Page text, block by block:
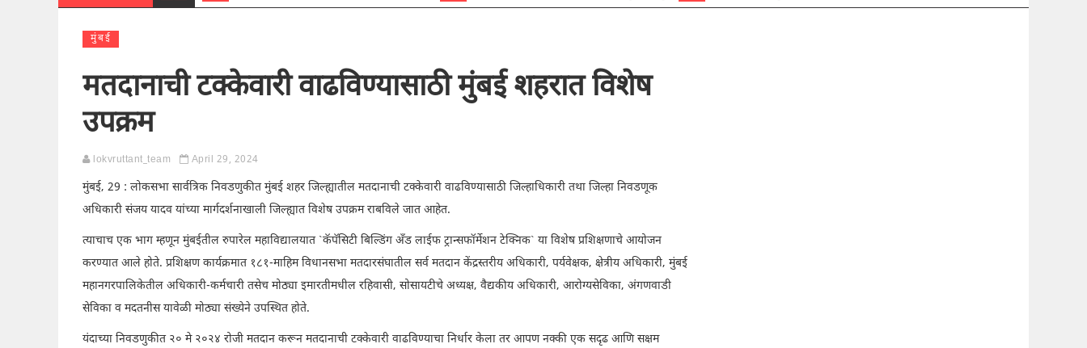
मुंबई
मतदानाची टक्केवारी वाढविण्यासाठी मुंबई शहरात विशेष
उपक्रम
lokvruttant_team April 29, 2024
मुंबई, 29 : लोकसभा सार्वत्रिक निवडणुकीत मुंबई शहर जिल्ह्यातील मतदानाची टक्केवारी वाढविण्यासाठी जिल्हाधिकारी तथा जिल्हा निवडणूक
अधिकारी संजय यादव यांच्या मार्गदर्शनाखाली जिल्ह्यात विशेष उपक्रम राबविले जात आहेत.
त्याचाच एक भाग म्हणून मुंबईतील रुपारेल महाविद्यालयात `कॅपॅसिटी बिल्डिंग अँड लाईफ ट्रान्सफॉर्मेशन टेक्निक` या विशेष प्रशिक्षणाचे आयोजन
करण्यात आले होते. प्रशिक्षण कार्यक्रमात १८१-माहिम विधानसभा मतदारसंघातील सर्व मतदान केंद्रस्तरीय अधिकारी, पर्यवेक्षक, क्षेत्रीय अधिकारी, मुंबई
महानगरपालिकेतील अधिकारी-कर्मचारी तसेच मोठ्या इमारतीमधील रहिवासी, सोसायटीचे अध्यक्ष, वैद्यकीय अधिकारी, आरोग्यसेविका, अंगणवाडी
सेविका व मदतनीस यावेळी मोठ्या संख्येने उपस्थित होते.
यंदाच्या निवडणुकीत २० मे २०२४ रोजी मतदान करून मतदानाची टक्केवारी वाढविण्याचा निर्धार केला तर आपण नक्की एक सदृढ आणि सक्षम